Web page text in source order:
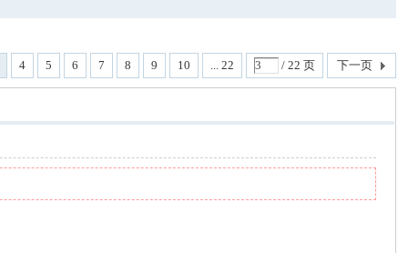
4 5 6 7 8 9 10 ... 22 / 22 页 下一页